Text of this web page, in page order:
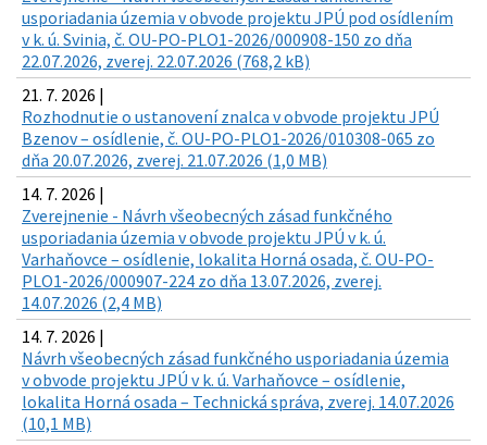
usporiadania územia v obvode projektu JPÚ pod osídlením
v k. ú. Svinia, č. OU-PO-PLO1-2026/000908-150 zo dňa
22.07.2026, zverej. 22.07.2026 (768,2 kB)
21. 7. 2026 |
Rozhodnutie o ustanovení znalca v obvode projektu JPÚ
Bzenov – osídlenie, č. OU-PO-PLO1-2026/010308-065 zo
dňa 20.07.2026, zverej. 21.07.2026 (1,0 MB)
14. 7. 2026 |
Zverejnenie - Návrh všeobecných zásad funkčného
usporiadania územia v obvode projektu JPÚ v k. ú.
Varhaňovce – osídlenie, lokalita Horná osada, č. OU-PO-
PLO1-2026/000907-224 zo dňa 13.07.2026, zverej.
14.07.2026 (2,4 MB)
14. 7. 2026 |
Návrh všeobecných zásad funkčného usporiadania územia
v obvode projektu JPÚ v k. ú. Varhaňovce – osídlenie,
lokalita Horná osada – Technická správa, zverej. 14.07.2026
(10,1 MB)